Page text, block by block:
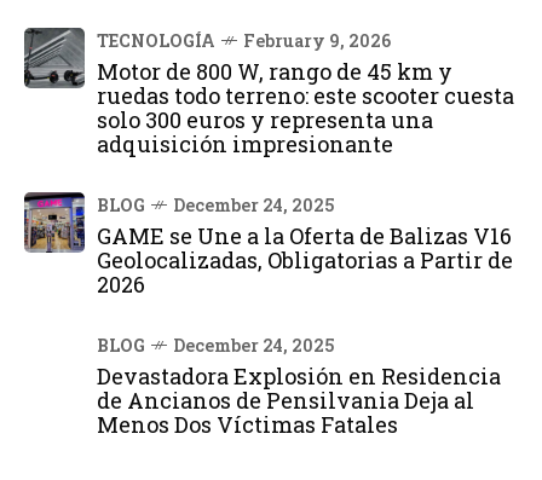
TECNOLOGÍA February 9, 2026
Motor de 800 W, rango de 45 km y
ruedas todo terreno: este scooter cuesta
solo 300 euros y representa una
adquisición impresionante
BLOG December 24, 2025
GAME se Une a la Oferta de Balizas V16
Geolocalizadas, Obligatorias a Partir de
2026
BLOG December 24, 2025
Devastadora Explosión en Residencia
de Ancianos de Pensilvania Deja al
Menos Dos Víctimas Fatales